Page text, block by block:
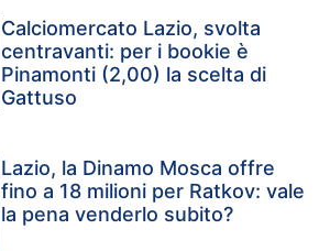
Calciomercato Lazio, svolta
centravanti: per i bookie è
Pinamonti (2,00) la scelta di
Gattuso
Lazio, la Dinamo Mosca offre
fino a 18 milioni per Ratkov: vale
la pena venderlo subito?